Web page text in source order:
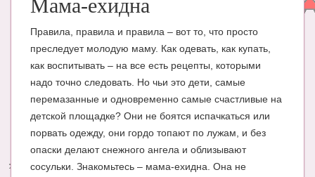
Мама-ехидна
Правила, правила и правила – вот то, что просто
преследует молодую маму. Как одевать, как купать,
как воспитывать – на все есть рецепты, которыми
надо точно следовать. Но чьи это дети, самые
перемазанные и одновременно самые счастливые на
детской площадке? Они не боятся испачкаться или
порвать одежду, они гордо топают по лужам, и без
опаски делают снежного ангела и облизывают
сосульки. Знакомьтесь – мама-ехидна. Она не